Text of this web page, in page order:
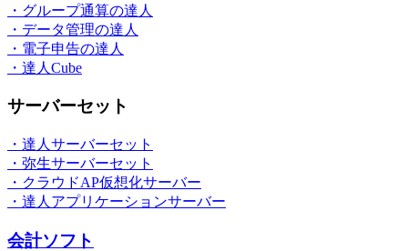
・グループ通算の達人
・データ管理の達人
・電子申告の達人
・達人Cube
サーバーセット
・達人サーバーセット
・弥生サーバーセット
・クラウドAP仮想化サーバー
・達人アプリケーションサーバー
会計ソフト